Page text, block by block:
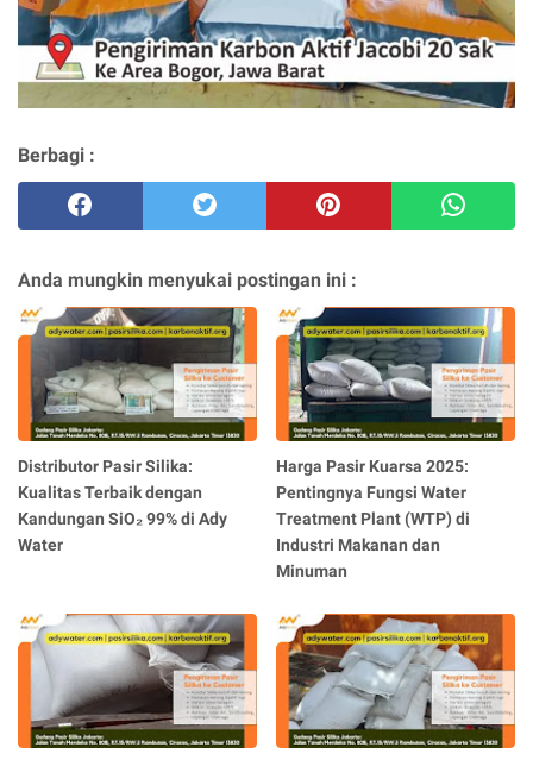
Berbagi :
Anda mungkin menyukai postingan ini :
Distributor Pasir Silika:
Kualitas Terbaik dengan
Kandungan SiO₂ 99% di Ady
Water
Harga Pasir Kuarsa 2025:
Pentingnya Fungsi Water
Treatment Plant (WTP) di
Industri Makanan dan
Minuman